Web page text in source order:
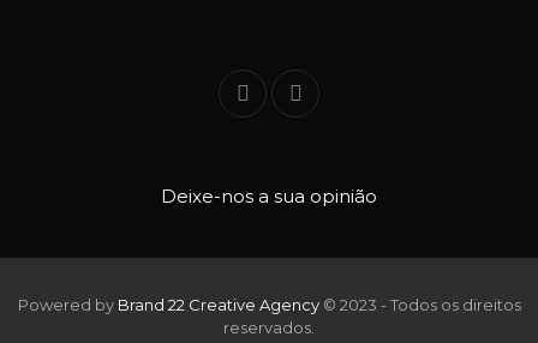
Deixe-nos a sua opinião
Powered by Brand 22 Creative Agency© 2023 - Todos os direitos
reservados.